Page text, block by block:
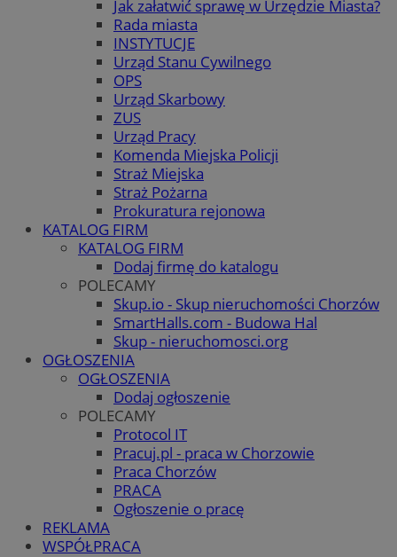
Jak załatwić sprawę w Urzędzie Miasta?
Rada miasta
INSTYTUCJE
Urząd Stanu Cywilnego
OPS
Urząd Skarbowy
ZUS
Urząd Pracy
Komenda Miejska Policji
Straż Miejska
Straż Pożarna
Prokuratura rejonowa
KATALOG FIRM
KATALOG FIRM
Dodaj firmę do katalogu
POLECAMY
Skup.io - Skup nieruchomości Chorzów
SmartHalls.com - Budowa Hal
Skup - nieruchomosci.org
OGŁOSZENIA
OGŁOSZENIA
Dodaj ogłoszenie
POLECAMY
Protocol IT
Pracuj.pl - praca w Chorzowie
Praca Chorzów
PRACA
Ogłoszenie o pracę
REKLAMA
WSPÓŁPRACA